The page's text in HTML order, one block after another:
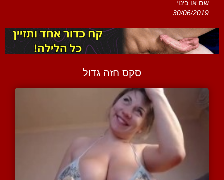
שם או כינוי
30/06/2019
סקס חזה גדול